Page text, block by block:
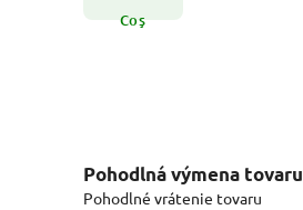
Coş
Pohodlná výmena tovaru
Pohodlné vrátenie tovaru